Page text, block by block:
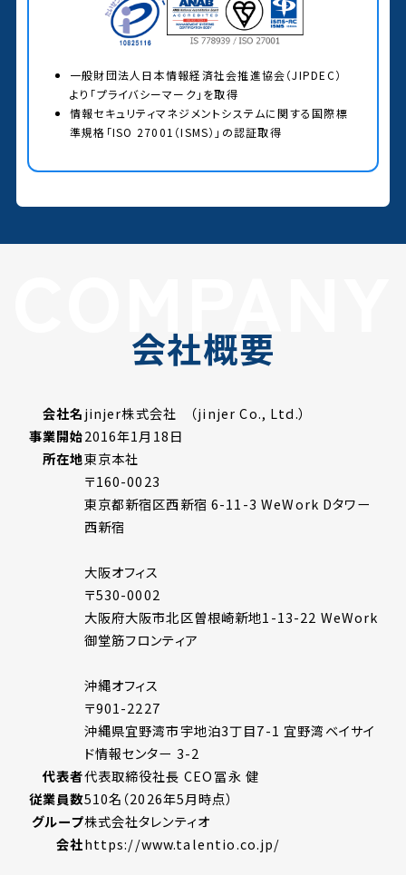
一般財団法人日本情報経済社会推進協会（JIPDEC）
より「プライバシーマーク」を取得
情報セキュリティマネジメントシステムに関する国際標
準規格「ISO 27001（ISMS）」の認証取得
会社概要
会社名jinjer株式会社 （jinjer Co., Ltd.）
事業開始2016年1月18日
所在地東京本社
〒160-0023
東京都新宿区西新宿 6-11-3 WeWork Dタワー
西新宿
大阪オフィス
〒530-0002
大阪府大阪市北区曽根崎新地1-13-22 WeWork
御堂筋フロンティア
沖縄オフィス
〒901-2227
沖縄県宜野湾市宇地泊3丁目7-1 宜野湾ベイサイ
ド情報センター 3-2
従業員数510名（2026年5月時点）
グループ
会社
株式会社タレンティオ
https://www.talentio.co.jp/
代表者代表取締役社長 CEO冨永 健